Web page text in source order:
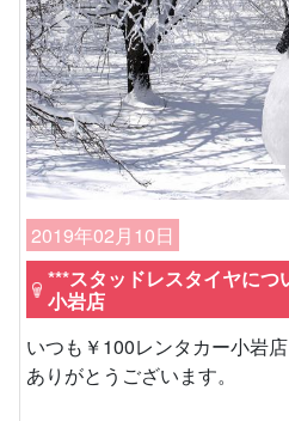
Previous
2019年02月10日
***スタッドレスタイヤにつ
小岩店
いつも￥100レンタカー小岩
ありがとうございます。